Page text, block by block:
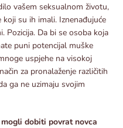
vašem seksualnom životu,
su ih imali. Iznenađujuće
Pozicija. Da bi se osoba koja
puni potencijal muške
uspjehe na visokoj
za pronalaženje različitih
ga ne uzimaju svojim
dobiti povrat novca